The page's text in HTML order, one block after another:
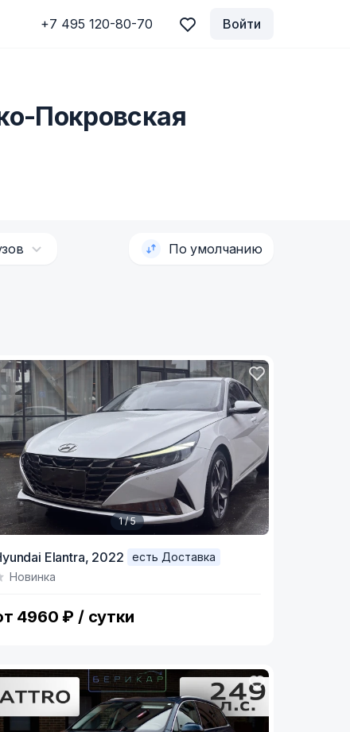
+7 495 120-80-70 Войти
Покровская
По умолчанию
1 / 5
Elantra, 2022
есть Доставка
Новинка
4960 ₽ / сутки